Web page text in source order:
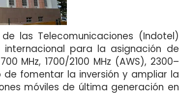
las Telecomunicaciones (Indotel)
para la asignación de
MHz, 1700/2100 MHz (AWS), 2300–
de fomentar la inversión y ampliar la
móviles de última generación en